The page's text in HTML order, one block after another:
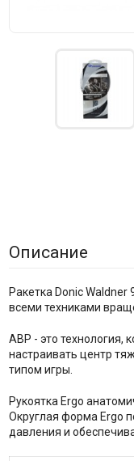
Описание
Ракетка Donic
всеми техниками
ABP - это технология,
настраивать центр
типом игры.
Рукоятка Ergo
Округлая форма Ergo
давления и